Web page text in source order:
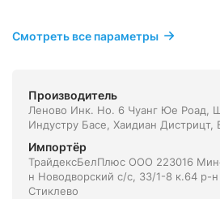
Смотреть все параметры
Производитель
Леново Инк. Но. 6 Чуанг Юе Роад,
Индустру Басе, Хаидиан Дистрицт,
Импортёр
ТрайдексБелПлюс ООО 223016
н Новодворский с/с, 33/1-8 к.64 р-
Стиклево